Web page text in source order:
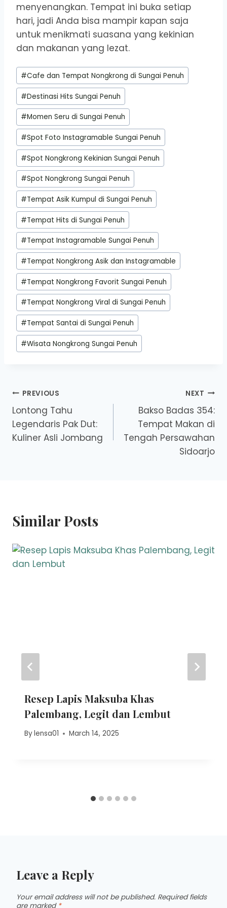
menyenangkan. Tempat ini buka setiap
hari, jadi Anda bisa mampir kapan saja
untuk menikmati suasana yang kekinian
dan makanan yang lezat.
Post
Tags:
#Cafe dan Tempat Nongkrong di Sungai Penuh
#Destinasi Hits Sungai Penuh
#Momen Seru di Sungai Penuh
#Spot Foto Instagramable Sungai Penuh
#Spot Nongkrong Kekinian Sungai Penuh
#Spot Nongkrong Sungai Penuh
#Tempat Asik Kumpul di Sungai Penuh
#Tempat Hits di Sungai Penuh
#Tempat Instagramable Sungai Penuh
#Tempat Nongkrong Asik dan Instagramable
#Tempat Nongkrong Favorit Sungai Penuh
#Tempat Nongkrong Viral di Sungai Penuh
#Tempat Santai di Sungai Penuh
#Wisata Nongkrong Sungai Penuh
Post
navigation
PREVIOUS
Lontong Tahu
Legendaris Pak Dut:
Kuliner Asli Jombang
NEXT
Bakso Badas 354:
Tempat Makan di
Tengah Persawahan
Sidoarjo
Similar Posts
Resep Lapis Maksuba Khas
Palembang, Legit dan Lembut
Bylensa01 March 14, 2025
Leave a Reply
Your email address will not be published. Required fields
are marked *